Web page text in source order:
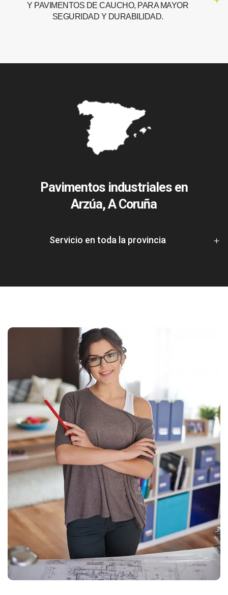
Y PAVIMENTOS DE CAUCHO, PARA MAYOR
SEGURIDAD Y DURABILIDAD.
Pavimentos industriales en
Arzúa, A Coruña
Servicio en toda la provincia